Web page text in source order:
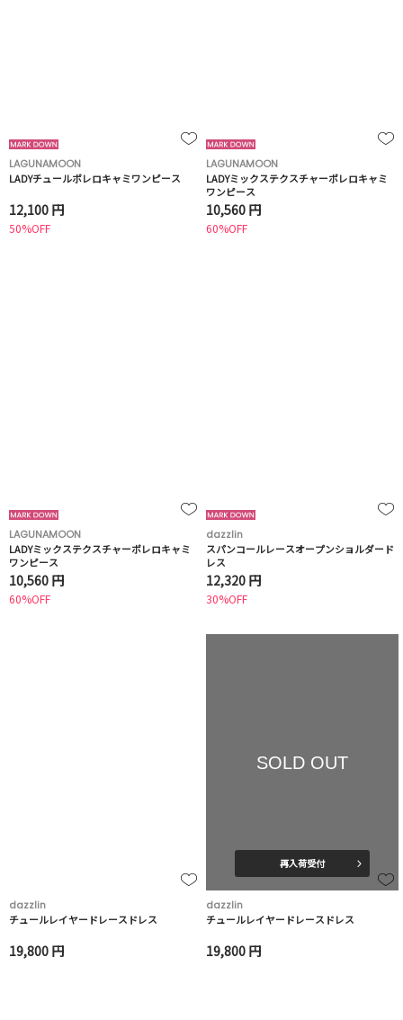
LAGUNAMOON
LADYチュールボレロキャミワンピース
12,100 円
50%OFF
LAGUNAMOON
LADYミックステクスチャーボレロキャミ
ワンピース
10,560 円
60%OFF
LAGUNAMOON
LADYミックステクスチャーボレロキャミ
ワンピース
10,560 円
60%OFF
dazzlin
スパンコールレースオープンショルダード
レス
12,320 円
30%OFF
dazzlin
チュールレイヤードレースドレス
19,800 円
SOLD OUT
再入荷受付
dazzlin
チュールレイヤードレースドレス
19,800 円